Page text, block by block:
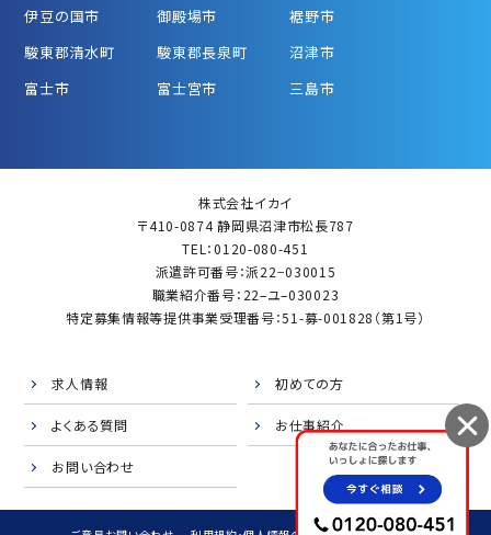
伊豆の国市
御殿場市
裾野市
駿東郡清水町
駿東郡長泉町
沼津市
富士市
富士宮市 三島市
株式会社イカイ
〒410-0874 静岡県沼津市松長787
TEL：0120-080-451
派遣許可番号：派22−030015
職業紹介番号：22–ユ–030023
特定募集情報等提供事業受理番号：51-募-001828（第1号）
求人情報 初めての方
よくある質問 お仕事紹介
お問い合わせ